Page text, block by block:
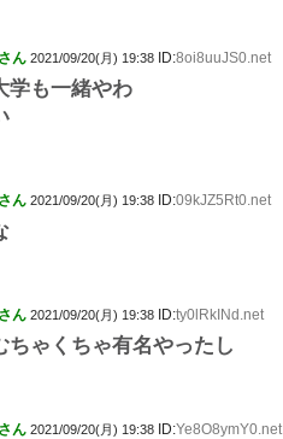
ん 2021/09/20(月) 19:38 ID:8oi8uuJS0.net
学も一緒やわ
ん 2021/09/20(月) 19:38 ID:09kJZ5Rt0.net
ん 2021/09/20(月) 19:38 ID:ty0lRkINd.net
ちゃくちゃ有名やったし
ん 2021/09/20(月) 19:38 ID:Ye8O8ymY0.net